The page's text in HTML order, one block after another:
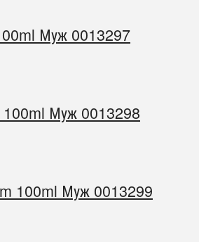
Муж 0013297
Муж 0013298
100ml Муж 0013299